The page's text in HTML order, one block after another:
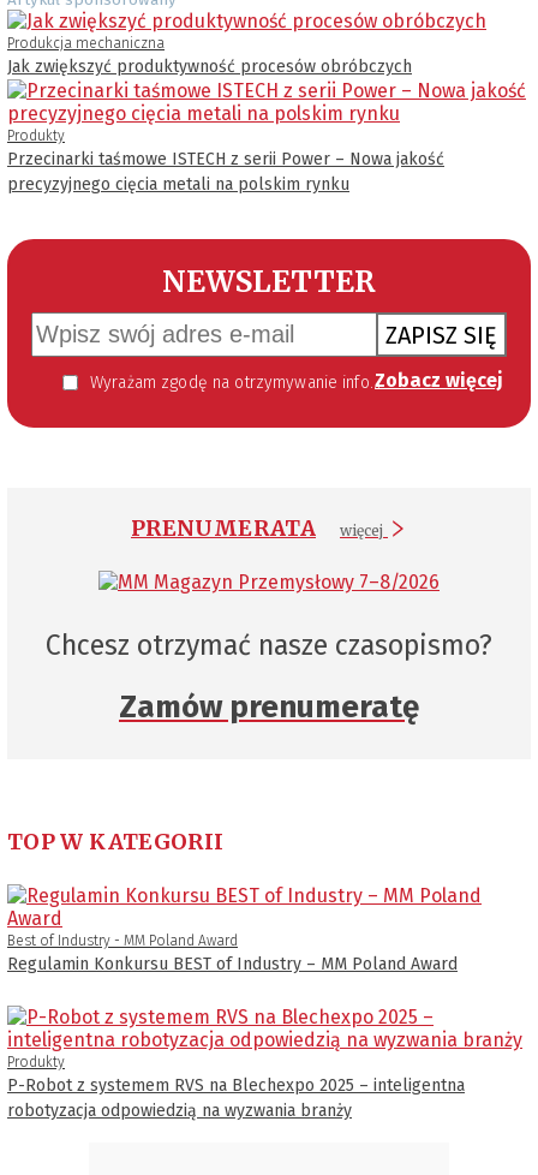
Produkcja mechaniczna
Jak zwiększyć produktywność procesów obróbczych
Produkty
Przecinarki taśmowe ISTECH z serii Power – Nowa jakość
precyzyjnego cięcia metali na polskim rynku
NEWSLETTER
ZAPISZ SIĘ
Wyrażam zgodę na otrzymywanie informacji handlowej kierowanej do mnie za pomocą środków komunikacji elektronicznej w szczególności poczty elektronicznej zgodnie z przepisem art. 10 ust 2 ustawy z dnia 18 lipca 2002 roku o świadczeniu usług drogą elektroniczną (Dz. U. 144 z 2002 r. poz. 1204). Zgoda jest dobrowolna, jednak jej wyrażenie jest konieczne, aby otrzymywać newsletter. Zobacz więcej
PRENUMERATA więcej
Chcesz otrzymać nasze czasopismo?
Zamów prenumeratę
TOP W KATEGORII
Best of Industry - MM Poland Award
Regulamin Konkursu BEST of Industry – MM Poland Award
Produkty
P-Robot z systemem RVS na Blechexpo 2025 – inteligentna
robotyzacja odpowiedzią na wyzwania branży